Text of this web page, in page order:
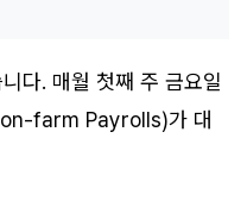
다. 매월 첫째 주 금요일
farm Payrolls)가 대